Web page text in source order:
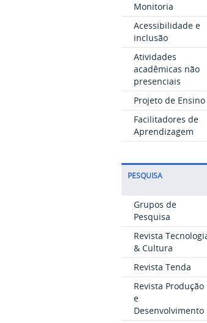
Monitoria
Acessibilidade e
inclusão
Atividades
acadêmicas não
presenciais
Projeto de Ensino
Facilitadores de
Aprendizagem
PESQUISA
Grupos de
Pesquisa
Revista
& Cultura
Revista Tenda
Revista Produção
e
Desenvolvimento